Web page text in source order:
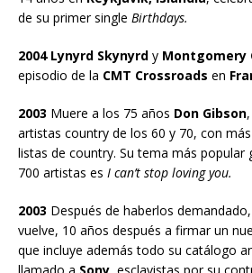
de su primer single Birthdays.
2004 Lynyrd Skynyrd y Montgomery
episodio de la CMT Crossroads en
2003 Muere a los 75 años Don Gibson
artistas country de los 60 y 70, con
listas de country. Su tema más popular
700 artistas es I can’t stop loving you.
2003 Después de haberlos demandado,
vuelve, 10 años después a firmar un
que incluye además todo su catálogo